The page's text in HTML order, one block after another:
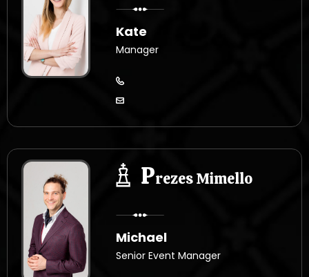
Kate
Manager
Prezes Mimello
Michael
Senior Event Manager